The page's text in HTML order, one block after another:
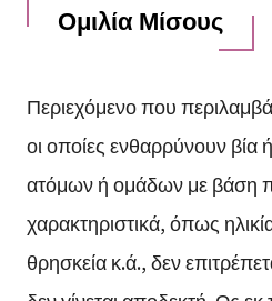
Ομιλία Μίσους
Περιεχόμενο που
οι οποίες ενθαρρύνουν βία
ατόμων ή ομάδων με βάση
χαρακτηριστικά, όπως
θρησκεία κ.ά., δεν